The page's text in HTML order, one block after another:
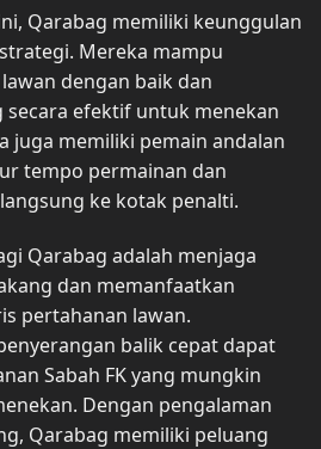
Qarabag memiliki keunggulan
Mereka mampu
dengan baik dan
efektif untuk menekan
juga memiliki pemain andalan
tempo permainan dan
ke kotak penalti.
Qarabag adalah menjaga
dan memanfaatkan
pertahanan lawan.
balik cepat dapat
Sabah FK yang mungkin
Dengan pengalaman
Qarabag memiliki peluang